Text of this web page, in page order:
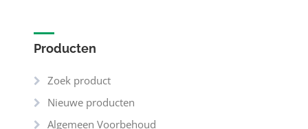
Producten
Zoek product
Nieuwe producten
Algemeen Voorbehoud